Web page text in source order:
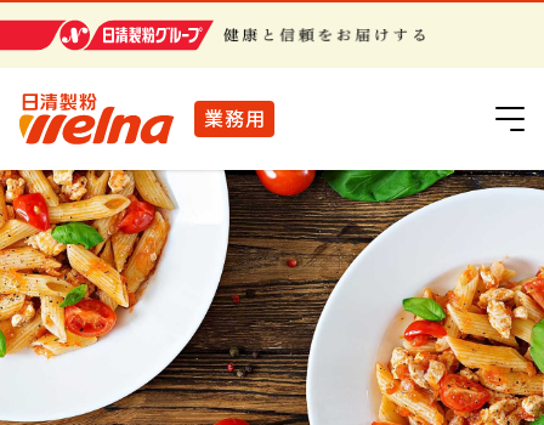
業務用
日清製粉グループ